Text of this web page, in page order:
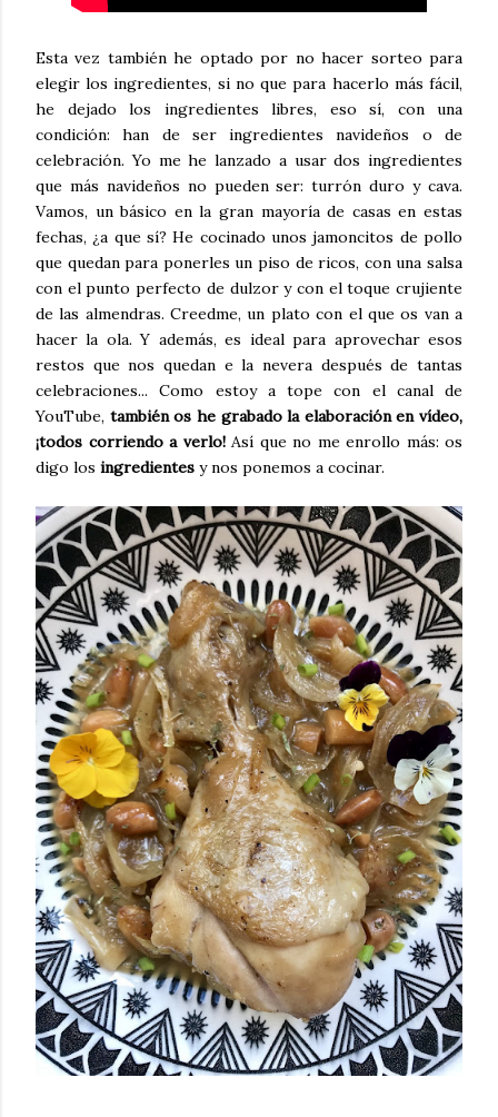
Esta vez también he optado por no hacer sorteo para
elegir los ingredientes, si no que para hacerlo más fácil,
he dejado los ingredientes libres, eso sí, con una
condición: han de ser ingredientes navideños o de
celebración. Yo me he lanzado a usar dos ingredientes
que más navideños no pueden ser: turrón duro y cava.
Vamos, un básico en la gran mayoría de casas en estas
fechas, ¿a que sí? He cocinado unos jamoncitos de pollo
que quedan para ponerles un piso de ricos, con una salsa
con el punto perfecto de dulzor y con el toque crujiente
de las almendras. Creedme, un plato con el que os van a
hacer la ola. Y además, es ideal para aprovechar esos
restos que nos quedan e la nevera después de tantas
celebraciones... Como estoy a tope con el canal de
YouTube, también os he grabado la elaboración en vídeo,
¡todos corriendo a verlo!Así que no me enrollo más: os
digo los ingredientes y nos ponemos a cocinar.